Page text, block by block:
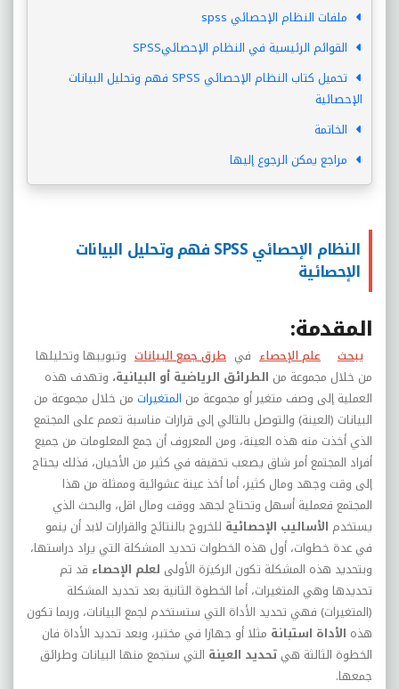
ملفات النظام الإحصائي spss
القوائم الرئيسية في النظام الإحصائيSPSS
تحميل كتاب النظام الإحصائي SPSS فهم وتحليل البيانات
الإحصائية
الخاتمة
مراجع يمكن الرجوع إليها
النظام الإحصائي SPSS فهم وتحليل البيانات
الإحصائية
المقدمة:
يبحث علم الإحصاء في طرق جمع البيانات وتبويبها وتحليلها
من خلال مجموعة من الطرائق الرياضية أو البيانية، وتهدف هذه
العملية إلى وصف متغيرأو مجموعة من المتغيرات من خلال مجموعة من
البيانات (العينة) والتوصل بالتالي إلى قرارات مناسبة تعمم على المجتمع
الذي أخذت منه هذه العينة، ومن المعروف أن جمع المعلومات من جميع
أفراد المجتمع أمر شاق يصعب تحقيقه في كثير من الأحيان، فذلك يحتاج
إلى وقت وجهد ومال كثير، أما أخذ عينة عشوائية وممثلة من هذا
المجتمع فعملية أسهل وتحتاج لجهد ووقت ومال اقل، والبحث الذي
يستخدم الأساليب الإحصائية للخروج بالنتائج والقرارات لابد أن ينمو
في عدة خطوات، أول هذه الخطوات تحديد المشكلة التي يراد دراستها،
وبتحديد هذه المشكلة تكون الركيزة الأولى لعلم الإحصاء قد تم
تحديدها وهي المتغيرات، أما الخطوة الثانية بعد تحديد المشكلة
(المتغيرات) فهي تحديد الأداة التي ستستخدم لجمع البيانات، وربما تكون
هذه الأداة استبانة مثلا أو جهازا في مختبر، وبعد تحديد الأداة فان
الخطوة الثالثة هي تحديد العينة التي ستجمع منها البيانات وطرائق
جمعها.